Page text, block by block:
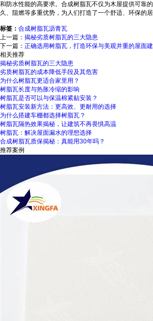
和防水性能的高要求。合成树脂瓦不仅为木屋提供可靠
久、阻燃等多重优势，为人们打造了一个舒适、环保的居
标签： 合成树脂瓦沥青瓦
上一篇： 揭秘劣质树脂瓦的三大隐患
下一篇： 正确选用树脂瓦，打造环保与美观并重的屋面
相关推荐
揭秘劣质树脂瓦的三大隐患
劣质树脂瓦的成本降低手段及其危害
为什么树脂瓦更适合家里用？
树脂瓦长度与热胀冷缩的影响
树脂瓦是否可以与保温棉紧贴安装？
树脂瓦安装新方法：更高效、更耐用的选择
为什么搭建车棚都选择树脂瓦？
树脂瓦隔热效果揭秘，让建筑不再畏惧高温
树脂瓦：解决屋面漏水的理想选择
合成树脂瓦质保揭秘：真能用30年吗？
推荐案例